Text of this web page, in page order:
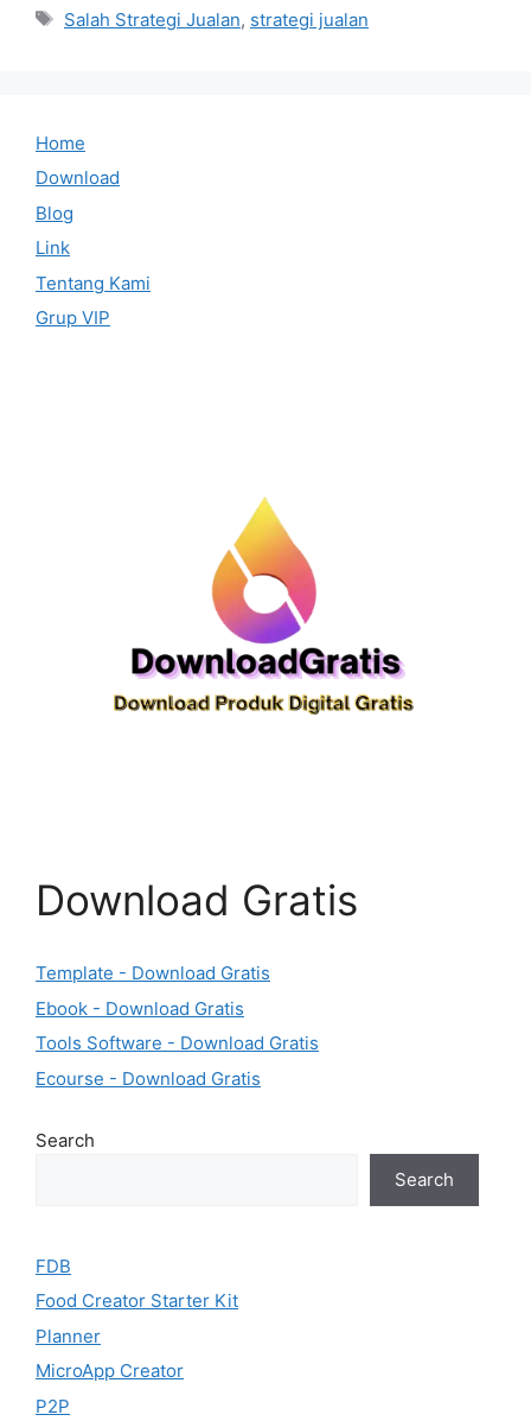
Tags
Salah Strategi Jualan, strategi jualan
Home
Download
Blog
Link
Tentang Kami
Grup VIP
Download Gratis
Template - Download Gratis
Ebook - Download Gratis
Tools Software - Download Gratis
Ecourse - Download Gratis
Search
Search
FDB
Food Creator Starter Kit
Planner
MicroApp Creator
P2P